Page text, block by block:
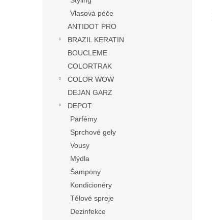
Vlasová péče
ANTIDOT PRO
BRAZIL KERATIN
BOUCLEME
COLORTRAK
COLOR WOW
DEJAN GARZ
DEPOT
Parfémy
Sprchové gely
Vousy
Mýdla
Šampony
Kondicionéry
Tělové spreje
Dezinfekce